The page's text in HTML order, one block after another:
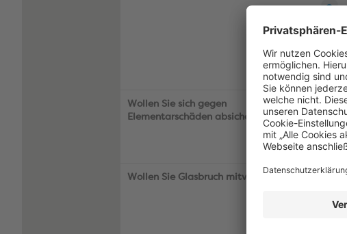
Wollen Sie sich gegen
Elementarschäden absichern?
Wollen Sie Glasbruch mitversichern?